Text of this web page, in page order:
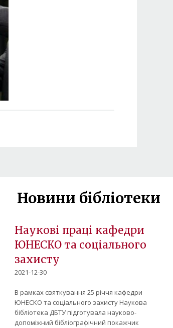
Новини бібліотеки
Наукові праці кафедри
ЮНЕСКО та соціального
захисту
2021-12-30
В рамках святкування 25 річчя кафедри
ЮНЕСКО та соціального захисту Наукова
бібліотека ДБТУ підготувала науково-
допоміжний бібліографічний покажчик